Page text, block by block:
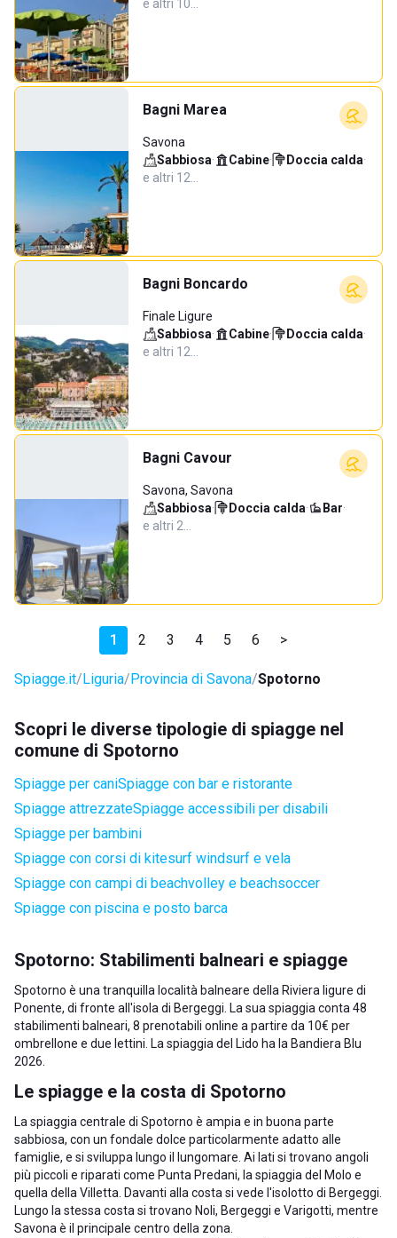
e altri 10…
Bagni Marea
Savona
Sabbiosa· Cabine· Doccia calda·
e altri 12…
Bagni Boncardo
Finale Ligure
Sabbiosa· Cabine· Doccia calda·
e altri 12…
Bagni Cavour
Savona, Savona
Sabbiosa· Doccia calda· Bar·
e altri 2…
1 2 3 4 5 6 >
Spiagge.it Liguria Provincia di Savona Spotorno
Scopri le diverse tipologie di spiagge nel
comune di Spotorno
Spiagge per caniSpiagge con bar e ristorante
Spiagge attrezzateSpiagge accessibili per disabili
Spiagge per bambini
Spiagge con corsi di kitesurf windsurf e vela
Spiagge con campi di beachvolley e beachsoccer
Spiagge con piscina e posto barca
Spotorno: Stabilimenti balneari e spiagge
Spotorno è una tranquilla località balneare della Riviera ligure di
Ponente, di fronte all'isola di Bergeggi. La sua spiaggia conta 48
stabilimenti balneari, 8 prenotabili online a partire da 10€ per
ombrellone e due lettini. La spiaggia del Lido ha la Bandiera Blu
2026.
Le spiagge e la costa di Spotorno
La spiaggia centrale di Spotorno è ampia e in buona parte
sabbiosa, con un fondale dolce particolarmente adatto alle
famiglie, e si sviluppa lungo il lungomare. Ai lati si trovano angoli
più piccoli e riparati come Punta Predani, la spiaggia del Molo e
quella della Villetta. Davanti alla costa si vede l'isolotto di Bergeggi.
Lungo la stessa costa si trovano Noli, Bergeggi e Varigotti, mentre
Savona è il principale centro della zona.